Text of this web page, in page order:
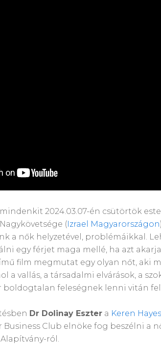
2024.03.07-én csütörtök
(Izrael Magyarországon
a nők helyzetével, problémáikkal.
egy férjet maga mellé, ha azt
film megmutat egy olyan nőt, aki
a vallás, a társadalmi elvárások, a
boldogtalan feleségnek lenni vitán
Dr Dolinay Eszter a Keren
Business Club elnöke fog beszélni a
ról.